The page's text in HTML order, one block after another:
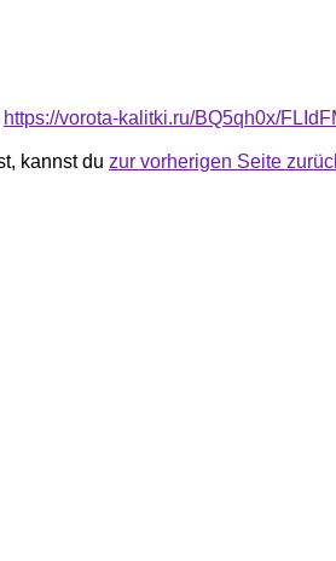
https://vorota-kalitki.ru/BQ5qh0x/
kannst du zur vorherigen Seite